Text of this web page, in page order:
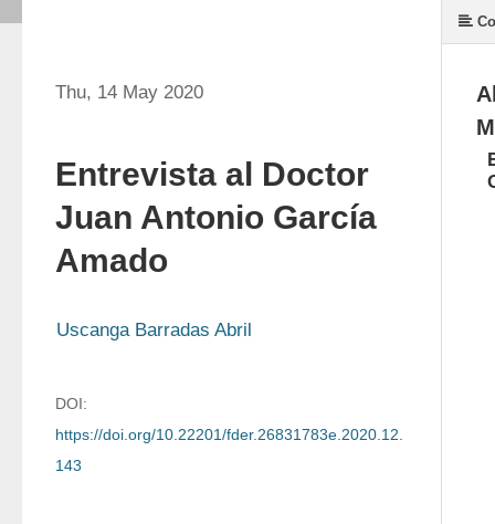
Thu, 14 May 2020
Entrevista al Doctor
Juan Antonio García
Amado
Uscanga Barradas Abril
DOI:
https://doi.org/10.22201/fder.26831783e.2020.12.
143